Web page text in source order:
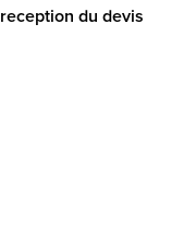
reception du devis